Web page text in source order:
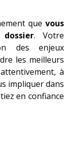
que vous
. Votre
des enjeux
les meilleurs
à
impliquer dans
en confiance